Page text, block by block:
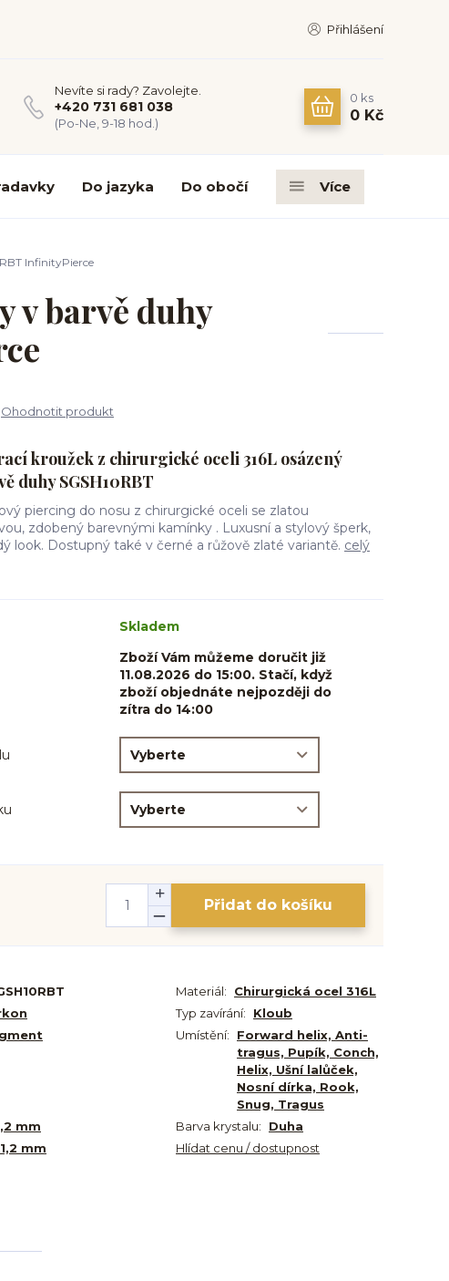
Přihlášení
Nevíte si rady? Zavolejte.
+420 731 681 038
(Po-Ne, 9-18 hod.)
0 ks
0 Kč
Do jazyka Do obočí Více
InfinityPierce
v barvě duhy
Ohodnotit produkt
kroužek z chirurgické oceli 316L osázený
duhy SGSH10RBT
piercing do nosu z chirurgické oceli se zlatou
zdobený barevnými kamínky . Luxusní a stylový šperk,
look. Dostupný také v černé a růžově zlaté variantě. celý
Skladem
Zboží Vám můžeme doručit již
11.08.2026 do 15:00. Stačí, když
zboží objednáte nejpozději do
zítra do 14:00
Přidat do košíku
Materiál:
Chirurgická ocel 316L
Typ zavírání:
Kloub
Umístění:
Forward helix, Anti-
tragus, Pupík, Conch,
Helix, Ušní lalůček,
Nosní dírka, Rook,
Snug, Tragus
mm Barva krystalu:
Duha
1,2 mm Hlídat cenu / dostupnost